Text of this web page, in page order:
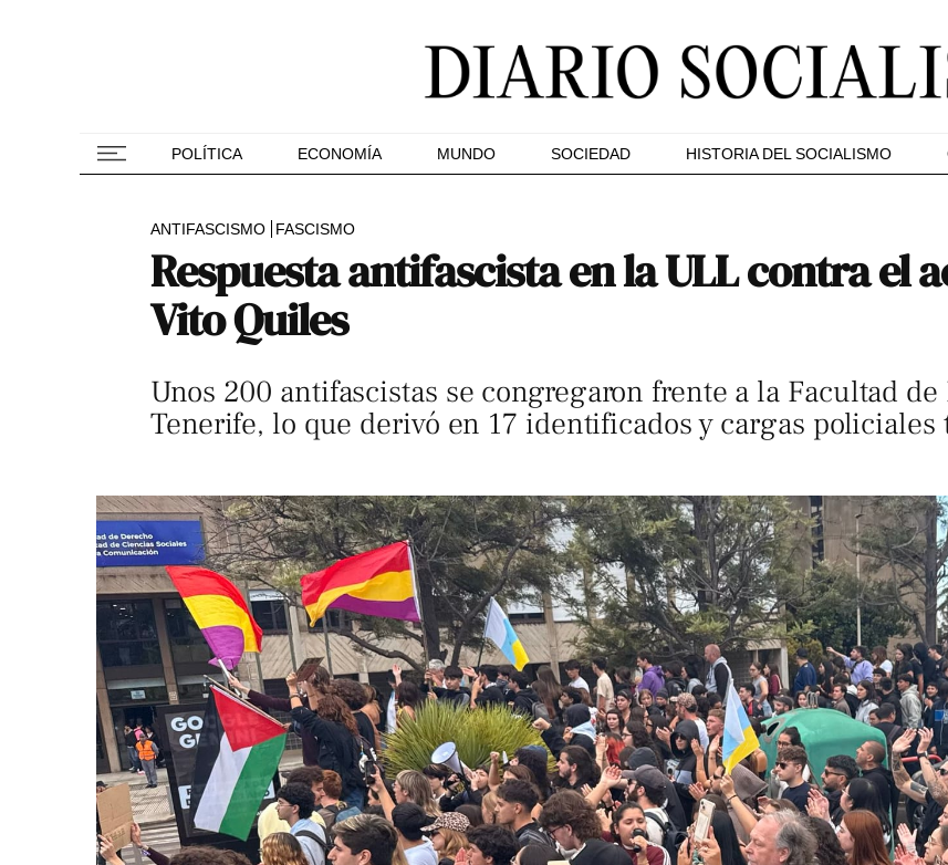
POLÍTICA ECONOMÍA MUNDO SOCIEDAD HISTORIA DEL SOCIALISMO
ANTIFASCISMO FASCISMO
Respuesta antifascista en la ULL contra el
Vito Quiles
Unos 200 antifascistas se congregaron frente a la Facultad
Tenerife, lo que derivó en 17 identificados y cargas policiales